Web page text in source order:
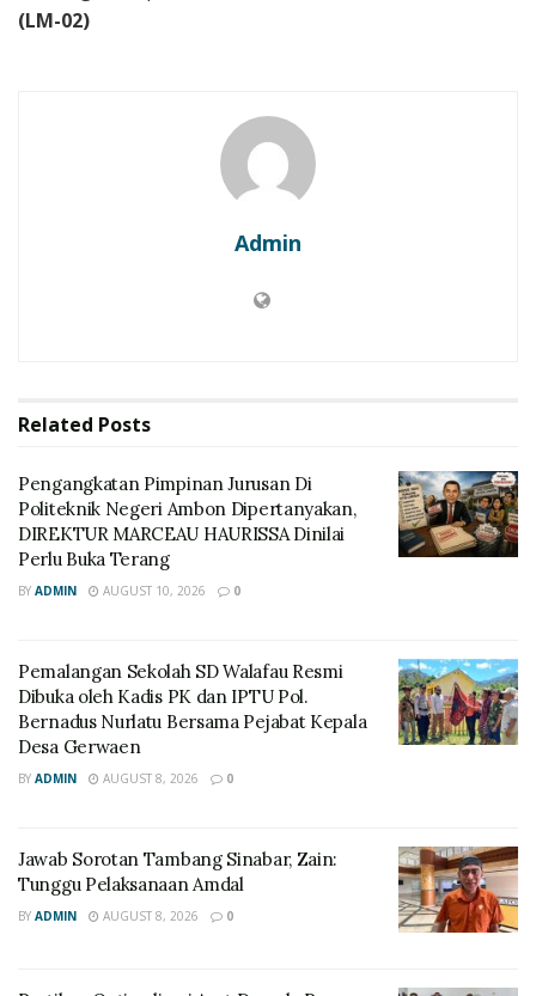
(LM-02)
Admin
Related Posts
Pengangkatan Pimpinan Jurusan Di
Politeknik Negeri Ambon Dipertanyakan,
DIREKTUR MARCEAU HAURISSA Dinilai
Perlu Buka Terang
BY ADMIN AUGUST 10, 2026 0
Pemalangan Sekolah SD Walafau Resmi
Dibuka oleh Kadis PK dan IPTU Pol.
Bernadus Nurlatu Bersama Pejabat Kepala
Desa Gerwaen
BY ADMIN AUGUST 8, 2026 0
Jawab Sorotan Tambang Sinabar, Zain:
Tunggu Pelaksanaan Amdal
BY ADMIN AUGUST 8, 2026 0